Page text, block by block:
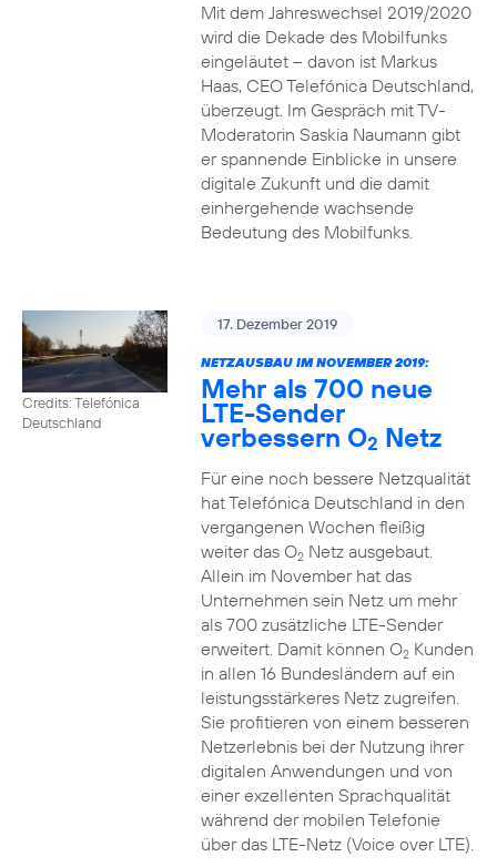
Mit dem Jahreswechsel 2019/2020
wird die Dekade des Mobilfunks
eingeläutet – davon ist Markus
Haas, CEO Telefónica Deutschland,
überzeugt. Im Gespräch mit TV-
Moderatorin Saskia Naumann gibt
er spannende Einblicke in unsere
digitale Zukunft und die damit
einhergehende wachsende
Bedeutung des Mobilfunks.
Credits: Telefónica
Deutschland
17. Dezember 2019
NETZAUSBAU IM NOVEMBER 2019:
Mehr als 700 neue
LTE-Sender
verbessern O2 Netz
Für eine noch bessere Netzqualität
hat Telefónica Deutschland in den
vergangenen Wochen fleißig
weiter das O2Netz ausgebaut.
Allein im November hat das
Unternehmen sein Netz um mehr
als 700 zusätzliche LTE-Sender
erweitert. Damit können O2Kunden
in allen 16 Bundesländern auf ein
leistungsstärkeres Netz zugreifen.
Sie profitieren von einem besseren
Netzerlebnis bei der Nutzung ihrer
digitalen Anwendungen und von
einer exzellenten Sprachqualität
während der mobilen Telefonie
über das LTE-Netz (Voice over LTE).